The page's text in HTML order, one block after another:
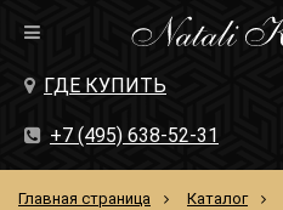
+7 (495) 638-52-31
ГДЕ КУПИТЬ
Главная страница Каталог